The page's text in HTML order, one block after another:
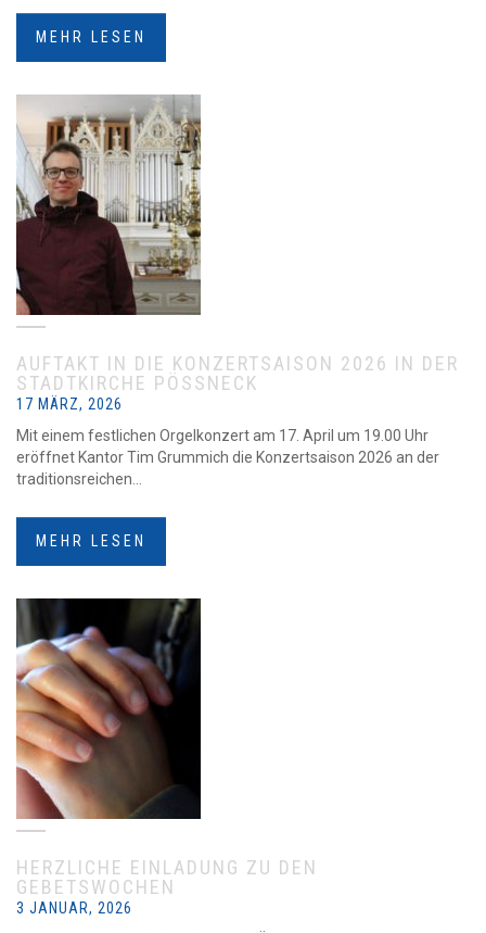
MEHR LESEN
AUFTAKT IN DIE KONZERTSAISON 2026 IN DER
STADTKIRCHE PÖSSNECK
17 MÄRZ, 2026
Mit einem festlichen Orgelkonzert am 17. April um 19.00 Uhr
eröffnet Kantor Tim Grummich die Konzertsaison 2026 an der
traditionsreichen...
MEHR LESEN
HERZLICHE EINLADUNG ZU DEN
GEBETSWOCHEN
3 JANUAR, 2026